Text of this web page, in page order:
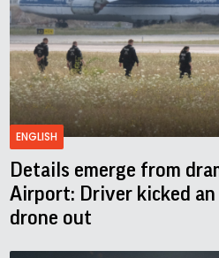
ENGLISH
Details emerge from
Airport: Driver kicked
drone out